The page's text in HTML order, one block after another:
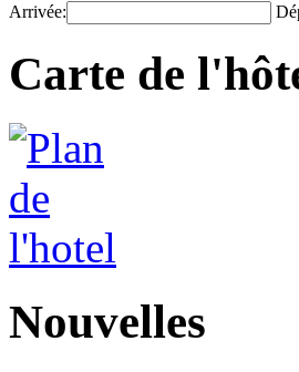
Arrivée:
Carte de
Nouvelles